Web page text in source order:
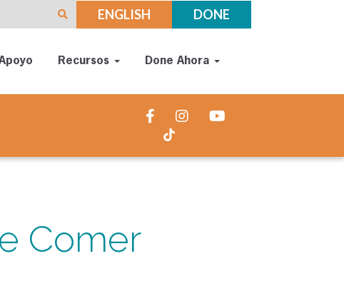
ENGLISH DONE
Recursos Done Ahora
Comer